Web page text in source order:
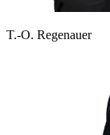
T.-O. Regenauer